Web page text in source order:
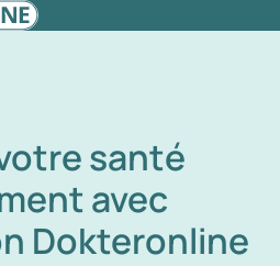
santé
avec
Dokteronline